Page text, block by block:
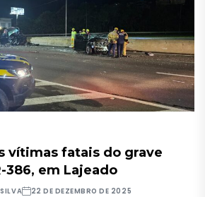
vítimas fatais do grave
386, em Lajeado
22 DE DEZEMBRO DE 2025